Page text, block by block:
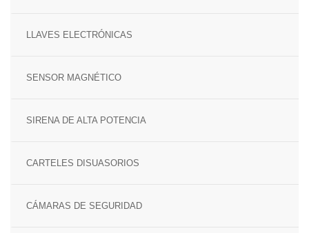
LLAVES ELECTRÓNICAS
SENSOR MAGNÉTICO
SIRENA DE ALTA POTENCIA
CARTELES DISUASORIOS
CÁMARAS DE SEGURIDAD